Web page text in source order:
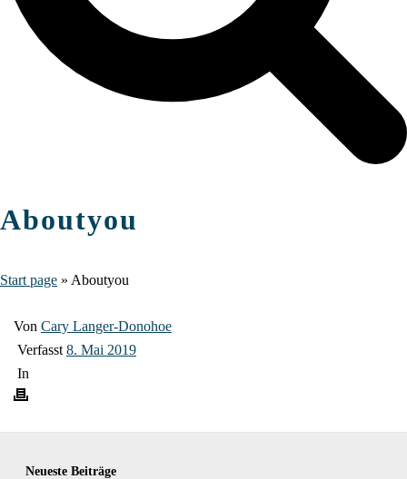
Aboutyou
Start page » Aboutyou
Von Cary Langer-Donohoe
Verfasst 8. Mai 2019
In
Neueste Beiträge